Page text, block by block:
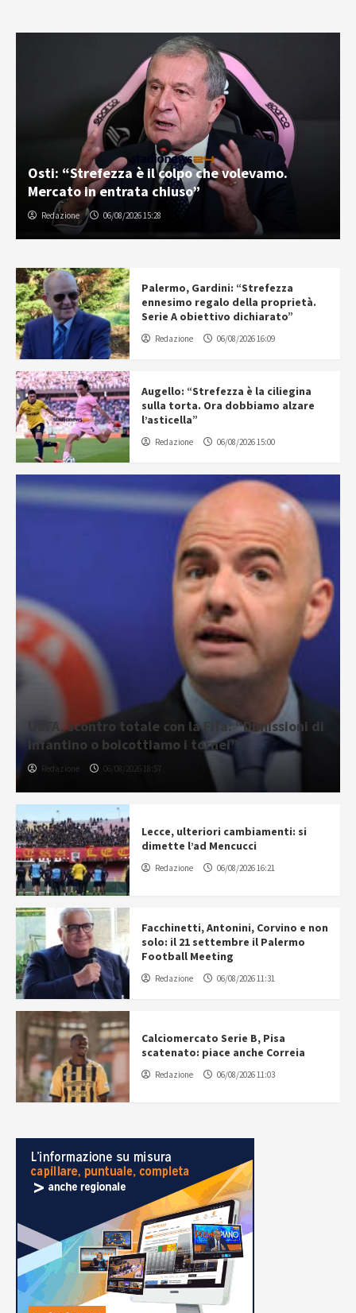
Osti: “Strefezza è il colpo che volevamo.
Mercato in entrata chiuso”
Redazione 06/08/2026 15:28
Palermo, Gardini: “Strefezza
ennesimo regalo della proprietà.
Serie A obiettivo dichiarato”
Redazione 06/08/2026 16:09
Augello: “Strefezza è la ciliegina
sulla torta. Ora dobbiamo alzare
l’asticella”
Redazione 06/08/2026 15:00
UEFA, scontro totale con la Fifa: “Dimissioni di
Infantino o boicottiamo i tornei”
Redazione 06/08/2026 18:57
Lecce, ulteriori cambiamenti: si
dimette l’ad Mencucci
Redazione 06/08/2026 16:21
Facchinetti, Antonini, Corvino e non
solo: il 21 settembre il Palermo
Football Meeting
Redazione 06/08/2026 11:31
Calciomercato Serie B, Pisa
scatenato: piace anche Correia
Redazione 06/08/2026 11:03